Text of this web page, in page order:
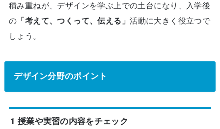
積み重ねが、デザインを学ぶ上での土台になり、入学後
の 「考えて、つくって、伝える」活動に大きく役立つで
しょう。
デザイン分野のポイント
1 授業や実習の内容をチェック